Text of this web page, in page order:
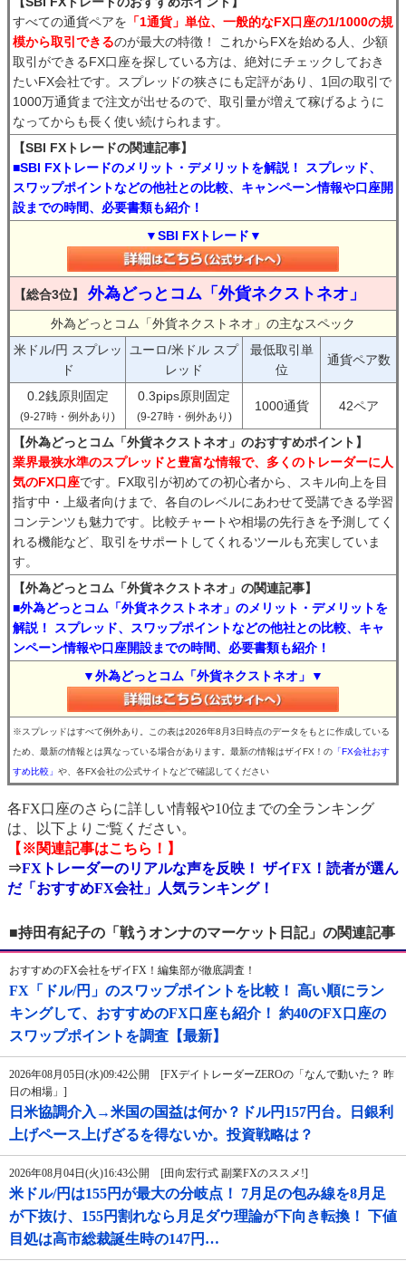
すべての通貨ペアを 「1通貨」単位、一般的なFX口座の1/1000の規
模から取引できるのが最大の特徴！ これからFXを始める人、少額
取引ができるFX口座を探している方は、絶対にチェックしておき
たいFX会社です。スプレッドの狭さにも定評があり、1回の取引で
1000万通貨まで注文が出せるので、取引量が増えて稼げるように
なってからも長く使い続けられます。
【SBI FXトレードの関連記事】
■SBI FXトレードのメリット・デメリットを解説！ スプレッド、
スワップポイントなどの他社との比較、キャンペーン情報や口座開
設までの時間、必要書類も紹介！
▼SBI FXトレード▼
【総合3位】 外為どっとコム「外貨ネクストネオ」
外為どっとコム「外貨ネクストネオ」の主なスペック
米ドル/円 スプレッ
ド
ユーロ/米ドル スプ
レッド
最低取引単
位
通貨ペア数
0.2銭原則固定
(9-27時・例外あり)
0.3pips原則固定
(9-27時・例外あり)
1000通貨 42ペア
【外為どっとコム「外貨ネクストネオ」のおすすめポイント】
業界最狭水準のスプレッドと豊富な情報で、多くのトレーダーに人
気のFX口座です。FX取引が初めての初心者から、スキル向上を目
指す中・上級者向けまで、各自のレベルにあわせて受講できる学習
コンテンツも魅力です。比較チャートや相場の先行きを予測してく
れる機能など、取引をサポートしてくれるツールも充実していま
す。
【外為どっとコム「外貨ネクストネオ」の関連記事】
■外為どっとコム「外貨ネクストネオ」のメリット・デメリットを
解説！ スプレッド、スワップポイントなどの他社との比較、キャ
ンペーン情報や口座開設までの時間、必要書類も紹介！
▼外為どっとコム「外貨ネクストネオ」▼
※スプレッドはすべて例外あり。この表は2026年8月3日時点のデータをもとに作成している
ため、最新の情報とは異なっている場合があります。最新の情報はザイFX！の 「FX会社おす
すめ比較」 や、各FX会社の公式サイトなどで確認してください
各FX口座のさらに詳しい情報や10位までの全ランキング
は、以下よりご覧ください。
【※関連記事はこちら！】
⇒FXトレーダーのリアルな声を反映！ ザイFX！読者が選ん
だ「おすすめFX会社」人気ランキング！
■持田有紀子の「戦うオンナのマーケット日記」の関連記事
おすすめのFX会社をザイFX！編集部が徹底調査！
FX「ドル/円」のスワップポイントを比較！ 高い順にラン
キングして、おすすめのFX口座も紹介！ 約40のFX口座の
スワップポイントを調査【最新】
2026年08月05日(水)09:42公開 [FXデイトレーダーZEROの「なんで動いた？ 昨
日の相場」]
日米協調介入→米国の国益は何か？ドル円157円台。日銀利
上げペース上げざるを得ないか。投資戦略は？
2026年08月04日(火)16:43公開 [田向宏行式 副業FXのススメ!]
米ドル/円は155円が最大の分岐点！ 7月足の包み線を8月足
が下抜け、155円割れなら月足ダウ理論が下向き転換！ 下値
目処は高市総裁誕生時の147円…